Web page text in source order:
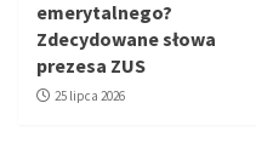
emerytalnego?
Zdecydowane słowa
prezesa ZUS
25 lipca 2026